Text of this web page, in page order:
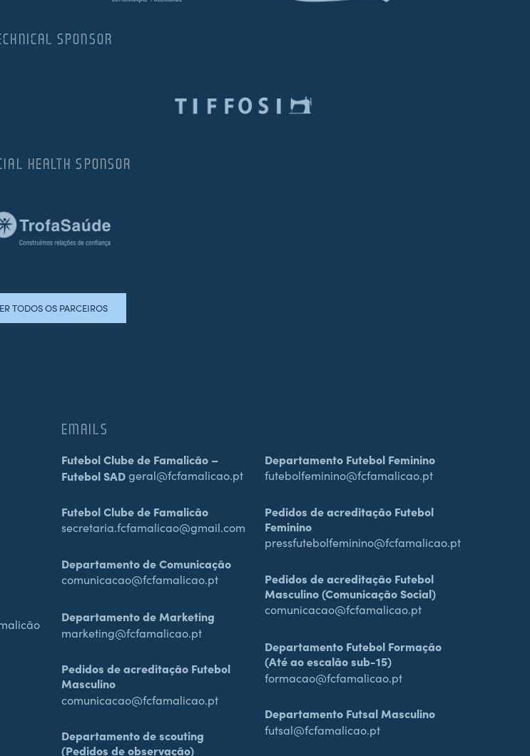
SPONSOR
HEALTH SPONSOR
TODOS OS PARCEIROS
EMAILS
Futebol Clube de Famalicão –
Futebol SADgeral@fcfamalicao.pt
Futebol Clube de Famalicão
secretaria.fcfamalicao@gmail.com
Departamento de Comunicação
comunicacao@fcfamalicao.pt
Departamento de Marketing
marketing@fcfamalicao.pt
Pedidos de acreditação Futebol
Masculino
comunicacao@fcfamalicao.pt
Departamento de scouting
(Pedidos de observação)
Departamento Futebol Feminino
futebolfeminino@fcfamalicao.pt
Pedidos de acreditação Futebol
Feminino
pressfutebolfeminino@fcfamalicao.pt
Pedidos de acreditação Futebol
Masculino (Comunicação Social)
comunicacao@fcfamalicao.pt
Departamento Futebol Formação
(Até ao escalão sub-15)
formacao@fcfamalicao.pt
Departamento Futsal Masculino
futsal@fcfamalicao.pt